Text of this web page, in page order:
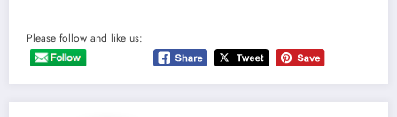
Please follow and like us: